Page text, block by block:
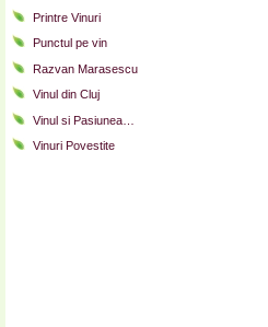
Printre Vinuri
Punctul pe vin
Razvan Marasescu
Vinul din Cluj
Vinul si Pasiunea…
Vinuri Povestite